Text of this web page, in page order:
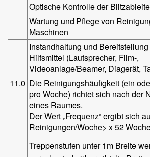
Optische Kontrolle der
Wartung und Pflege von
Maschinen
Instandhaltung und
Hilfsmittel (Lautsprecher, Film-,
Videoanlage/Beamer, Diagerät,
11.0 Die Reinigungshäufigkeit (ein
pro Woche) richtet sich nach der
eines Raumes.
Der Wert „Frequenz“ ergibt sich
Reinigungen/Woche> x 52
Treppenstufen unter 1m Breite